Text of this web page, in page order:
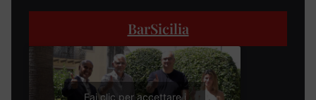
BarSicilia
Fai clic per accettare i